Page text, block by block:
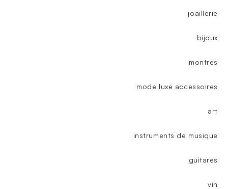
joaillerie
bijoux
montres
mode luxe accessoires
art
instruments de musique
guitares
vin